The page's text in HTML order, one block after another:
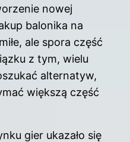
nowej
balonika na
ale spora część
z tym, wielu
alternatyw,
większą część
gier ukazało się